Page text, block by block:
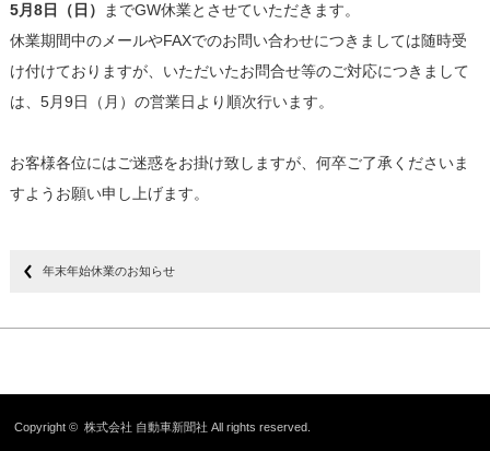
5月8日（日）
までGW休業とさせていただきます。
休業期間中のメールやFAXでのお問い合わせにつきましては随時受
け付けておりますが、いただいたお問合せ等のご対応につきまして
は、5月9日（月）の営業日より順次行います。
お客様各位にはご迷惑をお掛け致しますが、何卒ご了承くださいま
すようお願い申し上げます。
年末年始休業のお知らせ
Copyright ©株式会社 自動車新聞社 All rights reserved.